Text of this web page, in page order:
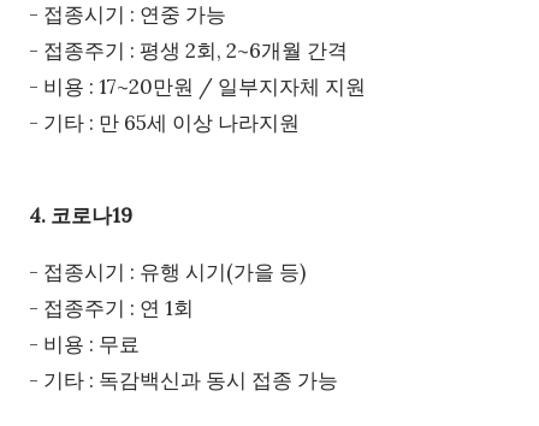
- 접종시기 : 연중 가능
- 접종주기 : 평생 2회, 2~6개월 간격
- 비용 : 17~20만원 / 일부지자체 지원
- 기타 : 만 65세 이상 나라지원
4. 코로나19
- 접종시기 : 유행 시기(가을 등)
- 접종주기 : 연 1회
- 비용 : 무료
- 기타 : 독감백신과 동시 접종 가능